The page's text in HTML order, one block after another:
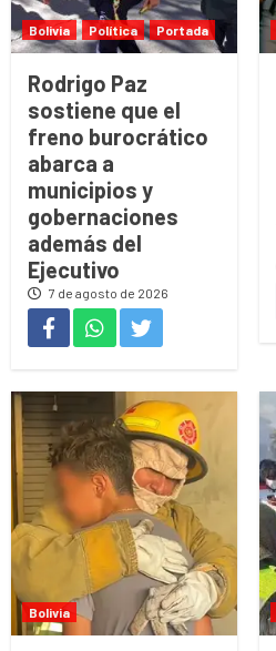
Bolivia Política Portada
Rodrigo Paz
sostiene que el
freno burocrático
abarca a
municipios y
gobernaciones
además del
Ejecutivo
7 de agosto de 2026
Bolivia